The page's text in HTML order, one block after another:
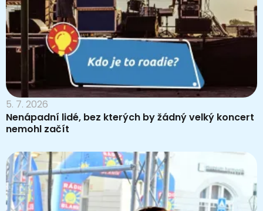
5. 7. 2026
Nenápadní lidé, bez kterých by žádný velký koncert
nemohl začít